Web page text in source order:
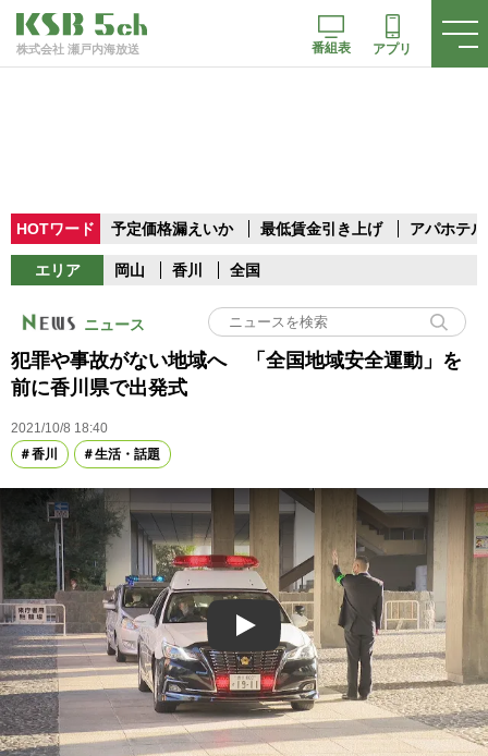
株式会社 瀬戸内海放送 番組表 アプリ
HOTワード 予定価格漏えいか 最低賃金引き上げ アパホテル
エリア 岡山 香川 全国
ニュース
犯罪や事故がない地域へ 「全国地域安全運動」を
前に香川県で出発式
2021/10/8 18:40
香川
生活・話題
Play